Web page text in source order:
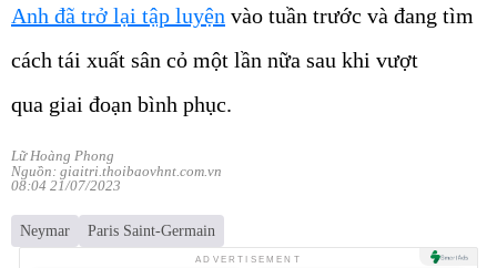
Anh đã trở lại tập luyện vào tuần trước và đang tìm
cách tái xuất sân cỏ một lần nữa sau khi vượt
qua giai đoạn bình phục.
Lữ Hoàng Phong
Nguồn: giaitri.thoibaovhnt.com.vn
08:04 21/07/2023
Neymar Paris Saint-Germain
ADVERTISEMENT